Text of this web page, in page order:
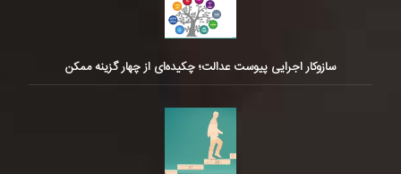
سازوکار اجرایی پیوست عدالت؛ چکیده‌ای از چهار گزینه ممکن